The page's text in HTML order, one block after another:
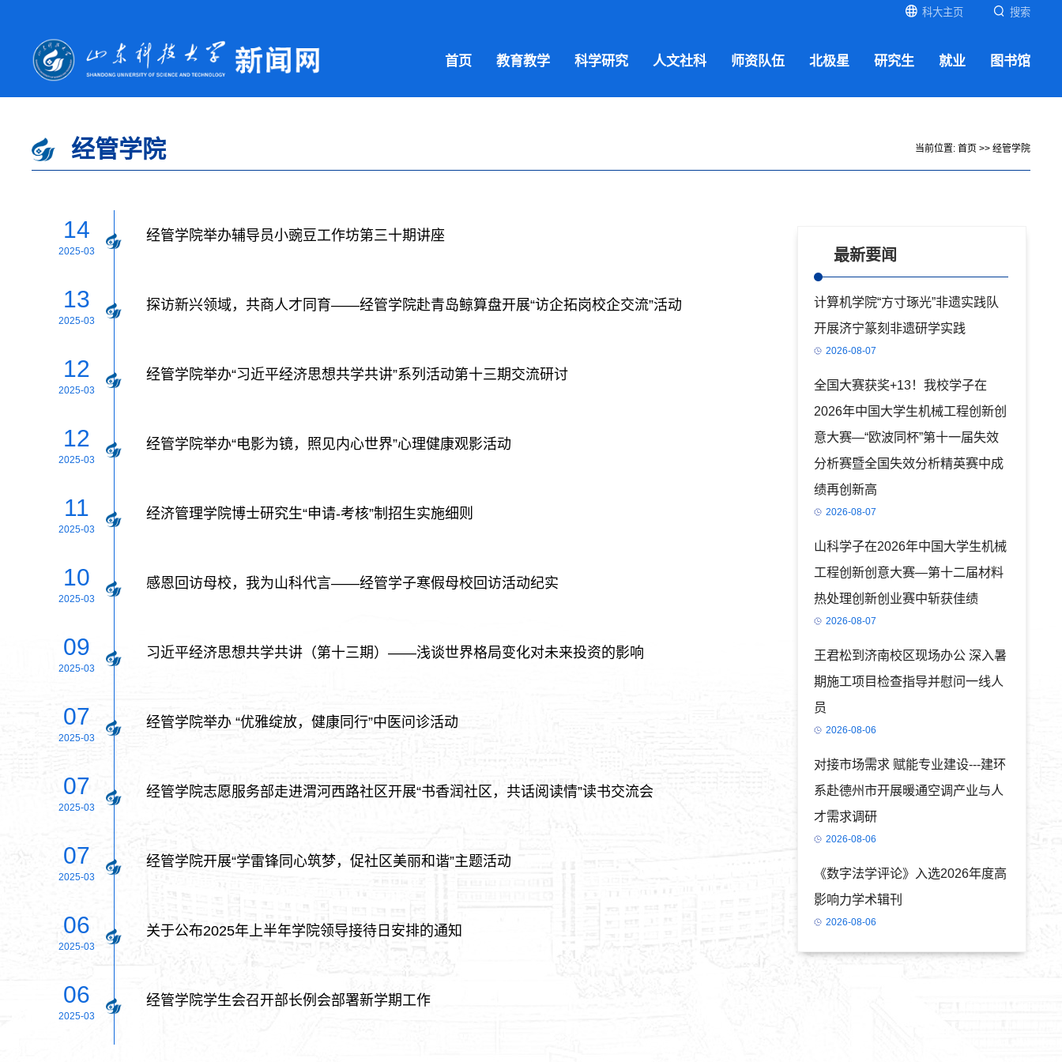
科大主页 搜索
首页 教育教学 科学研究 人文社科 师资队伍 北极星 研究生 就业 图书馆
经管学院 当前位置: 首页 >> 经管学院
14
2025-03
经管学院举办辅导员小豌豆工作坊第三十期讲座
13
2025-03
探访新兴领域，共商人才同育——经管学院赴青岛鲸算盘开展“访企拓岗校企交流”活动
12
2025-03
经管学院举办“习近平经济思想共学共讲”系列活动第十三期交流研讨
12
2025-03
经管学院举办“电影为镜，照见内心世界”心理健康观影活动
11
2025-03
经济管理学院博士研究生“申请-考核”制招生实施细则
10
2025-03
感恩回访母校，我为山科代言——经管学子寒假母校回访活动纪实
09
2025-03
习近平经济思想共学共讲（第十三期）——浅谈世界格局变化对未来投资的影响
07
2025-03
经管学院举办 “优雅绽放，健康同行”中医问诊活动
07
2025-03
经管学院志愿服务部走进渭河西路社区开展“书香润社区，共话阅读情”读书交流会
07
2025-03
经管学院开展“学雷锋同心筑梦，促社区美丽和谐”主题活动
06
2025-03
关于公布2025年上半年学院领导接待日安排的通知
06
2025-03
经管学院学生会召开部长例会部署新学期工作
最新要闻
计算机学院“方寸琢光”非遗实践队
开展济宁篆刻非遗研学实践
2026-08-07
全国大赛获奖+13！我校学子在
2026年中国大学生机械工程创新创
意大赛—“欧波同杯”第十一届失效
分析赛暨全国失效分析精英赛中成
绩再创新高
2026-08-07
山科学子在2026年中国大学生机械
工程创新创意大赛—第十二届材料
热处理创新创业赛中斩获佳绩
2026-08-07
王君松到济南校区现场办公 深入暑
期施工项目检查指导并慰问一线人
员
2026-08-06
对接市场需求 赋能专业建设---建环
系赴德州市开展暖通空调产业与人
才需求调研
2026-08-06
《数字法学评论》入选2026年度高
影响力学术辑刊
2026-08-06